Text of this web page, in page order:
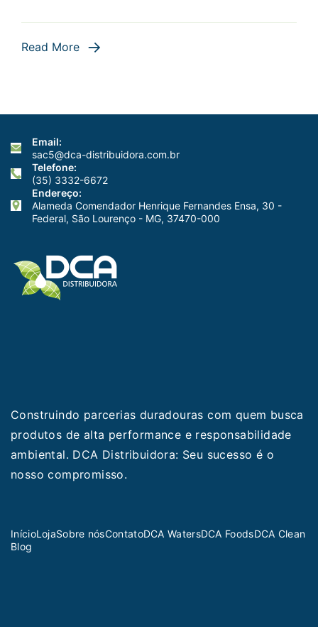
Read More
Email:
sac5@dca-distribuidora.com.br
Telefone:
(35) 3332-6672
Endereço:
Alameda Comendador Henrique Fernandes Ensa, 30 -
Federal, São Lourenço - MG, 37470-000
Construindo parcerias duradouras com quem busca
produtos de alta performance e responsabilidade
ambiental. DCA Distribuidora: Seu sucesso é o
nosso compromisso.
InícioLojaSobre nósContatoDCA WatersDCA FoodsDCA Clean
Blog